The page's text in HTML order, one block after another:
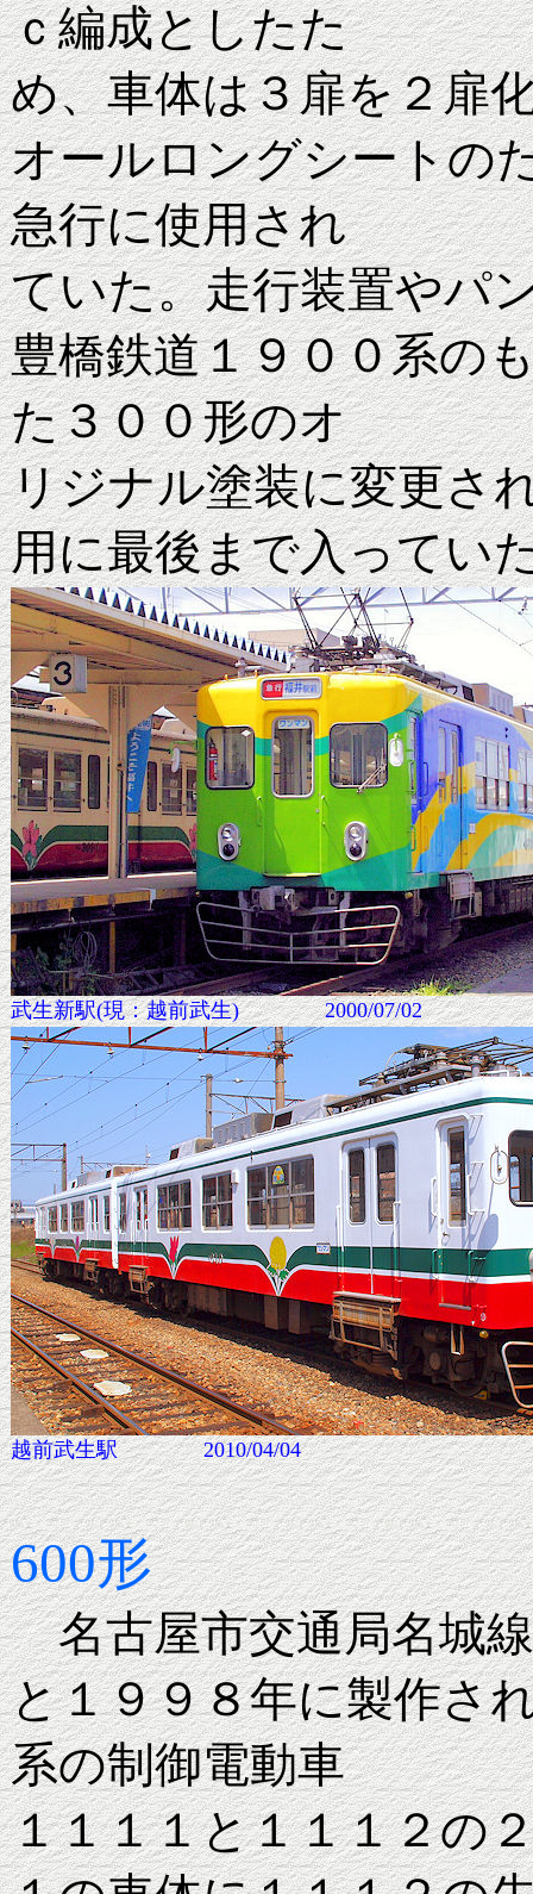
ｃ編成としたた
め、車体は３扉を２扉
オールロングシートの
急行に使用され
ていた。走行装置やパ
豊橋鉄道１９００系の
た３００形のオ
リジナル塗装に変更さ
用に最後まで入ってい
武生新駅(現：越前武生) 2000/07/02
越前武生駅 2010/04/04
600形
名古屋市交通局名城線
と１９９８年に製作さ
系の制御電動車
１１１１と１１１２の